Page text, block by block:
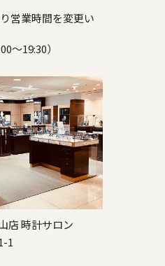
営業時間を変更い
～19:30）
店 時計サロン
1